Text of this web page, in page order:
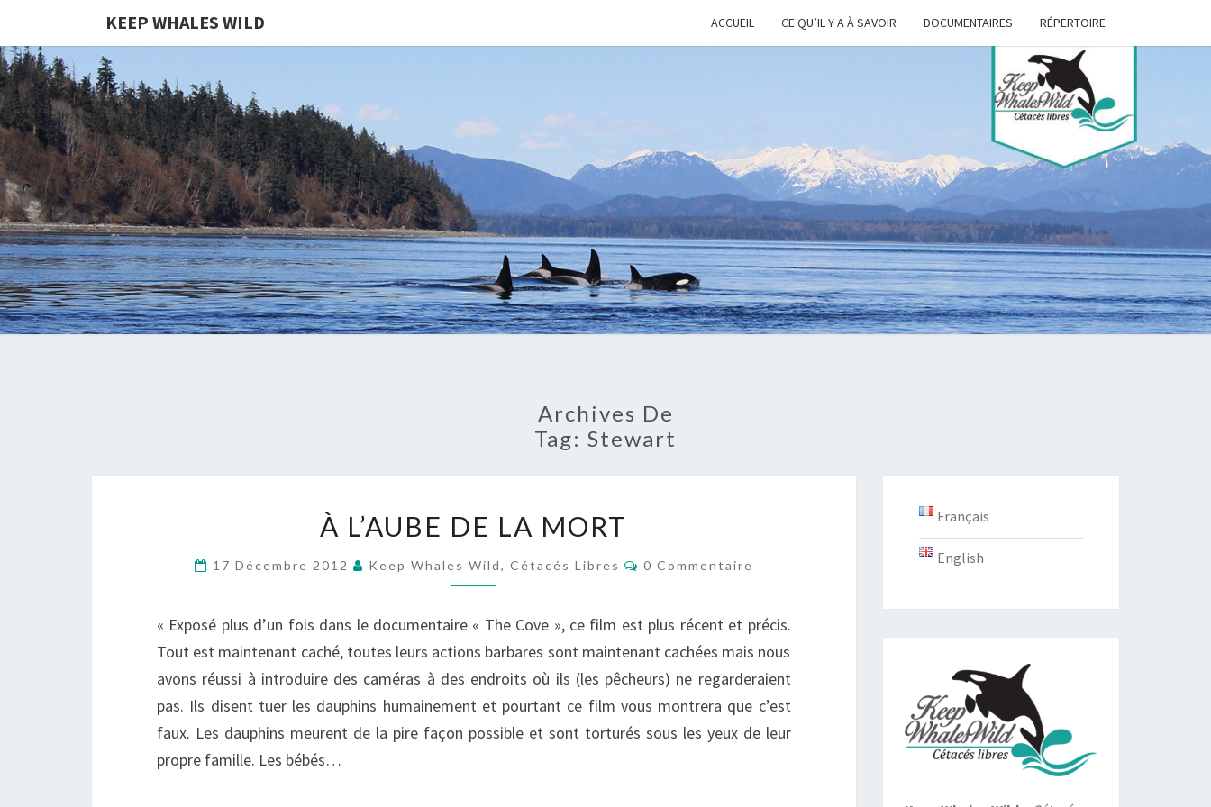
KEEP WHALES WILD ACCUEIL CE QU’IL Y A À SAVOIR DOCUMENTAIRES RÉPERTOIRE
KEEP
WHALES
Cétacés
Libres
Archives De
Tag: Stewart
L’AUBE
DE
LA
À L’AUBE DE LA MORT
17 Décembre 2012 Keep Whales Wild, Cétacés Libres Commentaires
0 Commentaire
« Exposé plus d’un fois dans le documentaire « The Cove », ce film est plus récent et précis.
Tout est maintenant caché, toutes leurs actions barbares sont maintenant cachées mais nous
avons réussi à introduire des caméras à des endroits où ils (les pêcheurs) ne regarderaient
pas. Ils disent tuer les dauphins humainement et pourtant ce film vous montrera que c’est
faux. Les dauphins meurent de la pire façon possible et sont torturés sous les yeux de leur
propre famille. Les bébés…
Français
English